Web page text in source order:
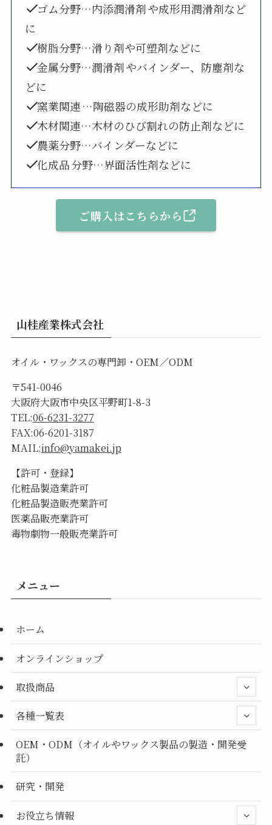
ゴム分野…内添潤滑剤や成形用潤滑剤など
に
樹脂分野…滑り剤や可塑剤などに
金属分野…潤滑剤やバインダー、防塵剤な
どに
窯業関連…陶磁器の成形助剤などに
木材関連…木材のひび割れの防止剤などに
農薬分野…バインダーなどに
化成品分野…界面活性剤などに
ご購入はこちらから
山桂産業株式会社
オイル・ワックスの専門卸・OEM／ODM
〒541-0046
大阪府大阪市中央区平野町1-8-3
TEL:06-6231-3277
FAX:06-6201-3187
MAIL:info@yamakei.jp
【許可・登録】
化粧品製造業許可
化粧品製造販売業許可
医薬品販売業許可
毒物劇物一般販売業許可
メニュー
ホーム
オンラインショップ
取扱商品
各種一覧表
OEM・ODM（オイルやワックス製品の製造・開発受
託）
研究・開発
お役立ち情報